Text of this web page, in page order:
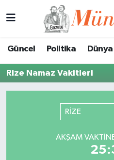
Güncel Politika Dünya
Rize Namaz Vakitleri
RİZE
AKŞAM
Süper Lig Puan
Tüm Manşetler